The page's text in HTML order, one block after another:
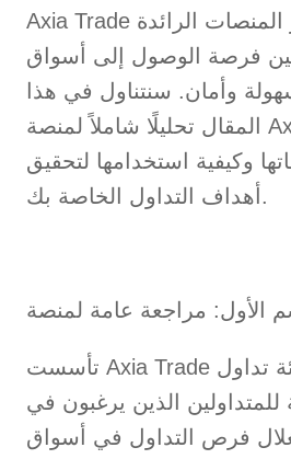
Axia Trade كواحدة من أبرز المنصات الرائدة
فرصة الوصول إلى أسواق
وأمان. سنتناول في هذا
المقال تحليلًا شاملاً لمنصة Axia Trade، بما في
وكيفية استخدامها لتحقيق
أهداف التداول الخاصة بك.
تأسست Axia Trade بغرض توفير بيئة تداول
للمتداولين الذين يرغبون في
فرص التداول في أسواق